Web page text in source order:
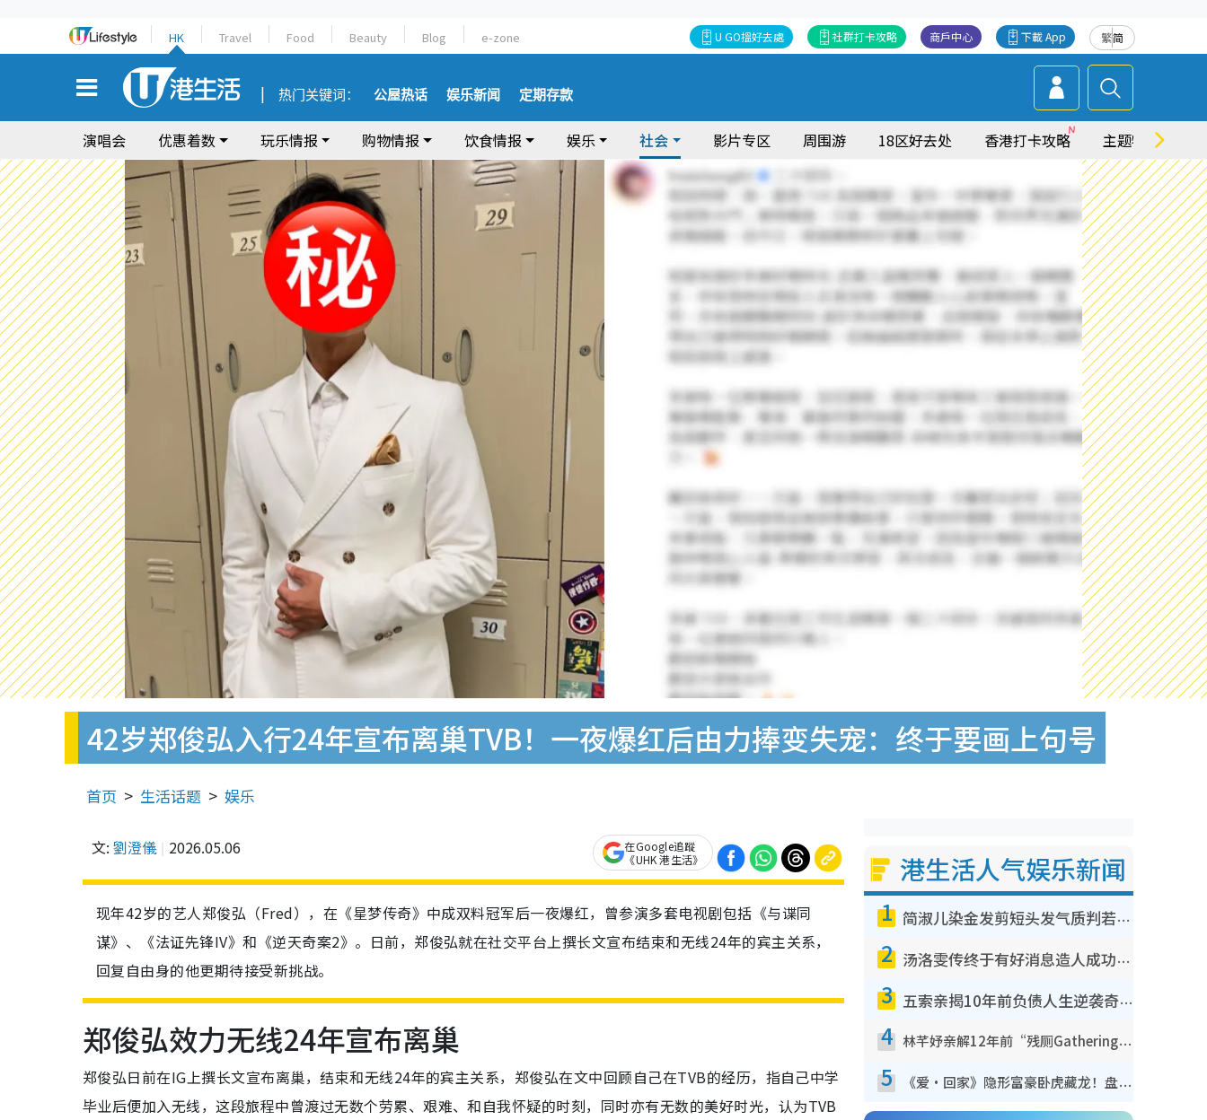
HK Travel Food Beauty Blog e-zone 繁简
下載 App
商戶中心
社群打卡攻略
U GO搵好去處
热门关键词： 公屋热话 娱乐新闻 定期存款
演唱会 优惠着数 玩乐情报 购物情报 饮食情报 娱乐 社会 影片专区 周围游 18区好去处 香港打卡攻略 主题特集
42岁郑俊弘入行24年宣布离巢TVB！一夜爆红后由力捧变失宠：终于要画上句号
首页 生活话题 娱乐
文: 劉澄儀 2026.05.06
在Google追蹤
《UHK 港生活》
现年42岁的艺人郑俊弘（Fred），在《星梦传奇》中成双料冠军后一夜爆红，曾参演多套电视剧包括《与谍同
谋》、《法证先锋IV》和《逆天奇案2》。日前，郑俊弘就在社交平台上撰长文宣布结束和无线24年的宾主关系，
回复自由身的他更期待接受新挑战。
郑俊弘效力无线24年宣布离巢
郑俊弘日前在IG上撰长文宣布离巢，结束和无线24年的宾主关系，郑俊弘在文中回顾自己在TVB的经历，指自己中学
毕业后便加入无线，这段旅程中曾渡过无数个劳累、艰难、和自我怀疑的时刻，同时亦有无数的美好时光，认为TVB
港生活人气娱乐新闻
1 简淑儿染金发剪短头发气质判若两人！吓坏老公麦大力都认不出：“你做什么？”
2 汤洛雯传终于有好消息造人成功！两大细节曝孕味极浓引猜测：大肚婆先会咁！
3 五索亲揭10年前负债人生逆袭奇迹！全靠去一地方转运后即遇上马先生
4 林芊妤亲解12年前“残厕Gathering”真相！高层解约一句话重创尊严，至今拒返TVB
5 《爱·回家》隐形富豪卧虎藏龙！盘点12位财气逼人的有钱艺人：这位美女3亿身家不愁做